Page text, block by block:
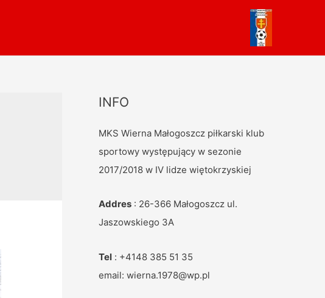
INFO
MKS Wierna Małogoszcz piłkarski klub
sportowy występujący w sezonie
2017/2018 w IV lidze więtokrzyskiej
Addres : 26-366 Małogoszcz ul.
Jaszowskiego 3A
Tel : +4148 385 51 35
email: wierna.1978@wp.pl